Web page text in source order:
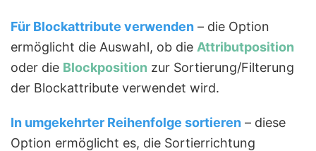
Für Blockattribute verwenden – die Option
ermöglicht die Auswahl, ob die Attributposition
oder die Blockposition zur Sortierung/Filterung
der Blockattribute verwendet wird.
In umgekehrter Reihenfolge sortieren – diese
Option ermöglicht es, die Sortierrichtung